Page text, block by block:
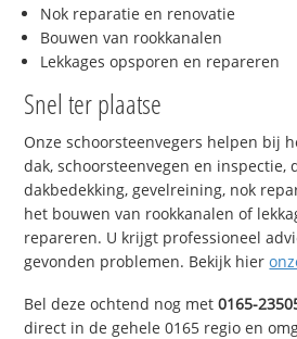
Nok reparatie en renovatie
Bouwen van rookkanalen
Lekkages opsporen en repareren
Snel ter plaatse
Onze schoorsteenvegers helpen bij
dak, schoorsteenvegen en inspectie,
dakbedekking, gevelreining, nok
het bouwen van rookkanalen of
repareren. U krijgt professioneel
gevonden problemen. Bekijk hier
Bel deze ochtend nog met0165-
direct in de gehele 0165 regio en